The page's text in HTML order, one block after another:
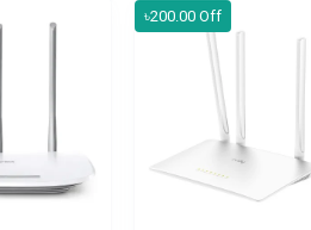
৳200.00 Off